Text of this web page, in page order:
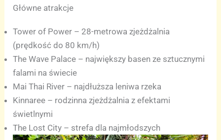
Główne atrakcje
Tower of Power – 28-metrowa zjeżdżalnia
(prędkość do 80 km/h)
The Wave Palace – największy basen ze sztucznymi
falami na świecie
Mai Thai River – najdłuższa leniwa rzeka
Kinnaree – rodzinna zjeżdżalnia z efektami
świetlnymi
The Lost City – strefa dla najmłodszych